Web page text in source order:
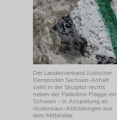
Der Landesverband Jüdischer
Gemeinden Sachsen-Anhalt
sieht in der Skulptur rechts
neben der Palästina-Flagge ein
Schwein - in Anspielung an
»Judensau«-Abbildungen aus
dem Mittelalter